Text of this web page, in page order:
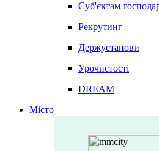
Суб'єктам
Рекрутинг
Держустанови
Урочистості
DREAM
Місто